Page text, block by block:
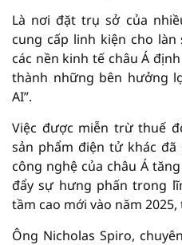
Là nơi đặt trụ sở của
cung cấp linh kiện cho
các nền kinh tế châu Á
thành những bên hưởng
AI”.
Việc được miễn trừ thuế
sản phẩm điện tử khác
công nghệ của châu Á
đẩy sự hưng phấn trong
tầm cao mới vào năm 2025,
Ông Nicholas Spiro,